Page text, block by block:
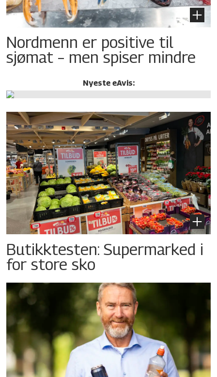
Nordmenn er positive til
sjømat – men spiser mindre
Nyeste eAvis:
Butikktesten: Supermarked i
for store sko